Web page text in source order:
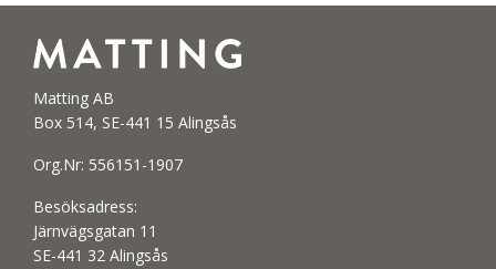
Matting AB
Box 514, SE-441 15 Alingsås
Org.Nr: 556151-1907
Besöksadress:
Järnvägsgatan 11
SE-441 32 Alingsås